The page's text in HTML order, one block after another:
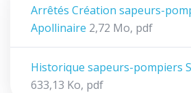
Arrêtés Création sapeurs-
Apollinaire 2,72 Mo, pdf
Historique sapeurs-pompiers
633,13 Ko, pdf